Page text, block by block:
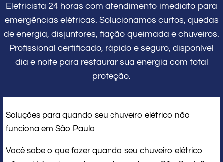
Eletricista 24 horas com atendimento imediato para
emergências elétricas. Solucionamos curtos, quedas
de energia, disjuntores, fiação queimada e chuveiros.
Profissional certificado, rápido e seguro, disponível
dia e noite para restaurar sua energia com total
proteção.
Soluções para quando seu chuveiro elétrico não
funciona em São Paulo
Você sabe o que fazer quando seu chuveiro elétrico